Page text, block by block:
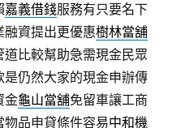
嘉義借錢服務有只要名下
融資提出更優惠樹林當舖
比較幫助急需現金民眾
是仍然大家的現金申辦傳
金龜山當舖免留車讓工商
品申貸條件容易中和機